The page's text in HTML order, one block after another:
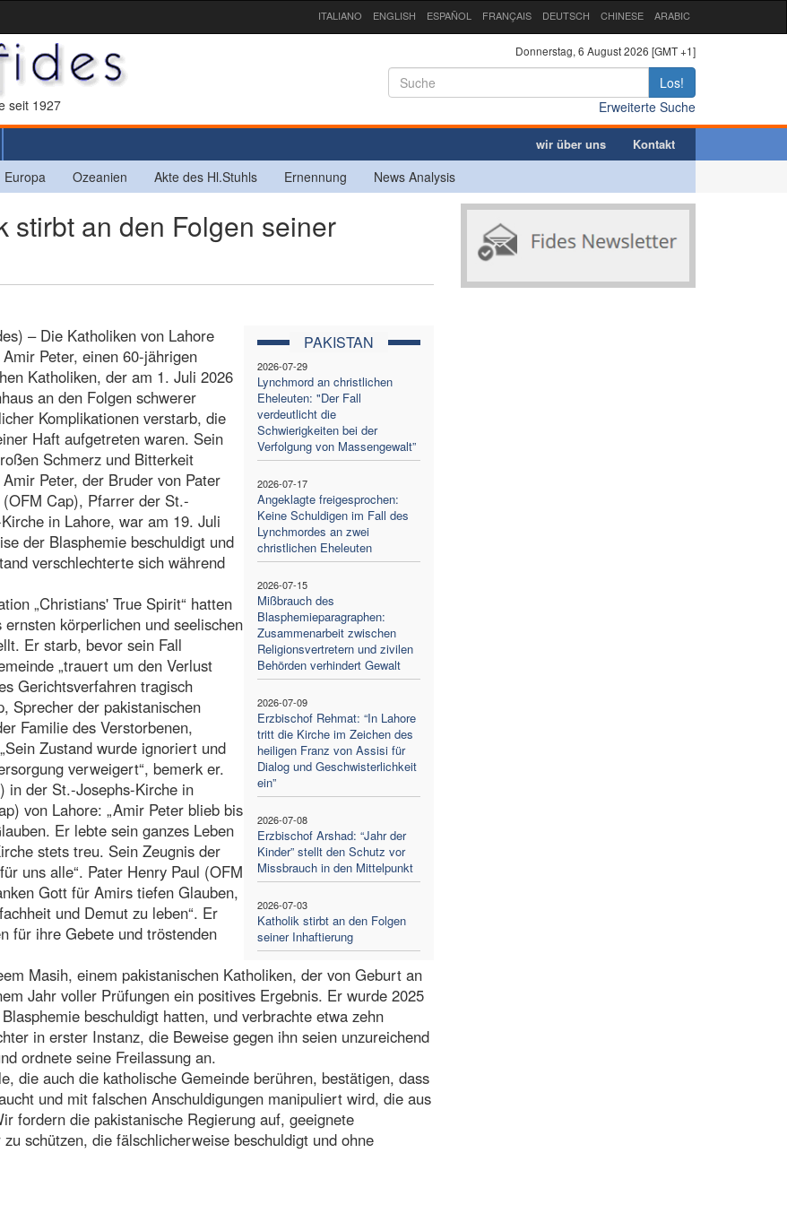
ITALIANO ENGLISH ESPAÑOL FRANÇAIS DEUTSCH CHINESE ARABIC
seit 1927
Donnerstag, 6 August 2026 [GMT +1]
Los!
Erweiterte Suche
wir über uns Kontakt
Europa Ozeanien Akte des Hl.Stuhls Ernennung News Analysis
stirbt an den Folgen seiner
PAKISTAN
2026-07-29
Lynchmord an christlichen
Eheleuten: "Der Fall
verdeutlicht die
Schwierigkeiten bei der
Verfolgung von Massengewalt”
2026-07-17
Angeklagte freigesprochen:
Keine Schuldigen im Fall des
Lynchmordes an zwei
christlichen Eheleuten
2026-07-15
Mißbrauch des
Blasphemieparagraphen:
Zusammenarbeit zwischen
Religionsvertretern und zivilen
Behörden verhindert Gewalt
2026-07-09
Erzbischof Rehmat: “In Lahore
tritt die Kirche im Zeichen des
heiligen Franz von Assisi für
Dialog und Geschwisterlichkeit
ein”
2026-07-08
Erzbischof Arshad: “Jahr der
Kinder” stellt den Schutz vor
Missbrauch in den Mittelpunkt
2026-07-03
Katholik stirbt an den Folgen
seiner Inhaftierung
– Die Katholiken von Lahore
Peter, einen 60-jährigen
Katholiken, der am 1. Juli 2026
an den Folgen schwerer
Komplikationen verstarb, die
Haft aufgetreten waren. Sein
Schmerz und Bitterkeit
Peter, der Bruder von Pater
(OFM Cap), Pfarrer der St.-
in Lahore, war am 19. Juli
der Blasphemie beschuldigt und
verschlechterte sich während
„Christians' True Spirit“ hatten
körperlichen und seelischen
Er starb, bevor sein Fall
„trauert um den Verlust
Gerichtsverfahren tragisch
Sprecher der pakistanischen
Familie des Verstorbenen,
Zustand wurde ignoriert und
verweigert“, bemerk er.
in der St.-Josephs-Kirche in
von Lahore: „Amir Peter blieb bis
Er lebte sein ganzes Leben
stets treu. Sein Zeugnis der
uns alle“. Pater Henry Paul (OFM
Gott für Amirs tiefen Glauben,
und Demut zu leben“. Er
für ihre Gebete und tröstenden
Masih, einem pakistanischen Katholiken, der von Geburt an
Jahr voller Prüfungen ein positives Ergebnis. Er wurde 2025
beschuldigt hatten, und verbrachte etwa zehn
in erster Instanz, die Beweise gegen ihn seien unzureichend
ordnete seine Freilassung an.
die auch die katholische Gemeinde berühren, bestätigen, dass
und mit falschen Anschuldigungen manipuliert wird, die aus
fordern die pakistanische Regierung auf, geeignete
schützen, die fälschlicherweise beschuldigt und ohne